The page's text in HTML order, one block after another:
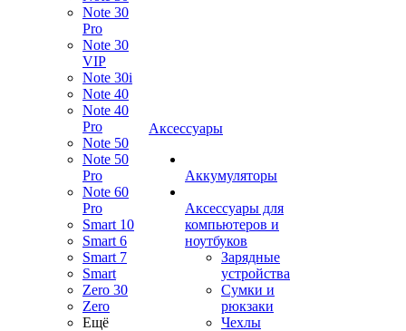
Note 30
Pro
Note 30
VIP
Note 30i
Note 40
Note 40
Pro
Note 50
Note 50
Pro
Note 60
Pro
Smart 10
Smart 6
Smart 7
Smart
Zero 30
Zero
Ещё
Аксессуары
Аккумуляторы
Аксессуары для
компьютеров и
ноутбуков
Зарядные
устройства
Сумки и
рюкзаки
Чехлы